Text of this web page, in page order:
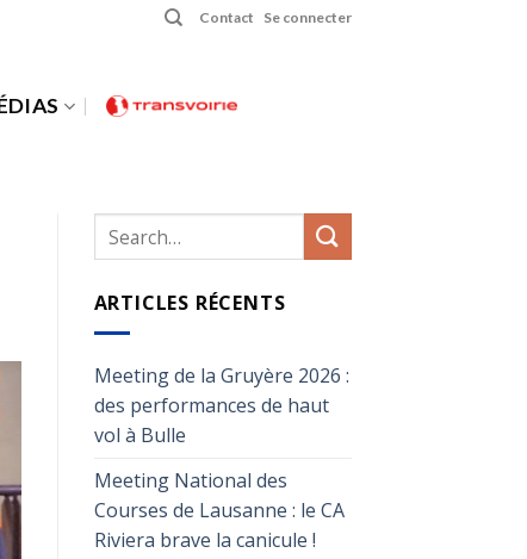
Contact Se connecter
ARTICLES RÉCENTS
Meeting de la Gruyère 2026 :
des performances de haut
vol à Bulle
Meeting National des
Courses de Lausanne : le CA
Riviera brave la canicule !